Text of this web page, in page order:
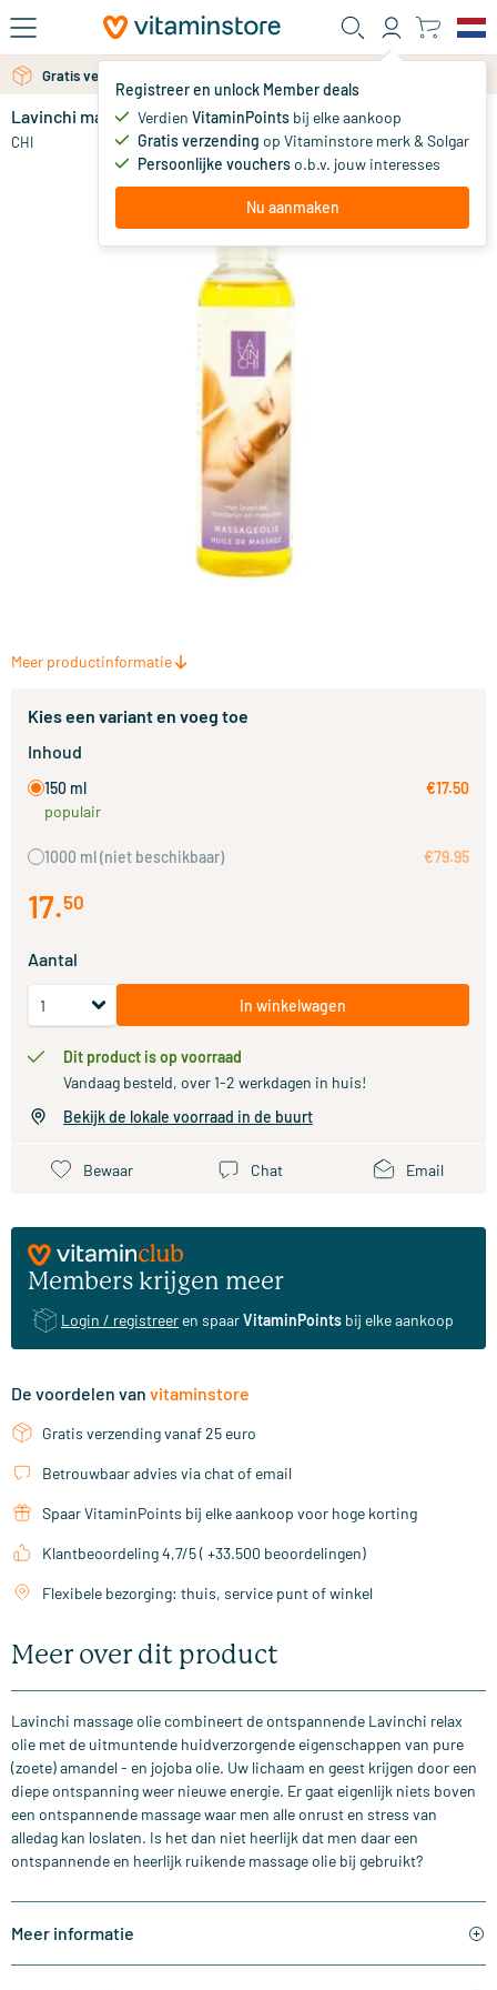
Ga naar de hoofdinhoud
Registreer en unlock Member deals
Verdien VitaminPoints bij elke aankoop
Gratis verzending op Vitaminstore merk & Solgar
Persoonlijke voucherso.b.v. jouw interesses
Nu aanmaken
Gratis verzending vanaf 25 euro
Gratis persoonlijk advies via chat of email
Lavinchi massage olie
CHI vanaf 17.
Meer productinformatie
Kies een variant en voeg toe
Inhoud
150 ml
populair
€17.50
1000 ml(niet beschikbaar) €79.95
17.50
Aantal
In winkelwagen
Dit product is op voorraad
Vandaag besteld, over 1-2 werkdagen in huis!
Bekijk de lokale voorraad in de buurt
Bewaar Chat Email
Members krijgen meer
Login / registreer en spaarVitaminPoints bij elke aankoop
De voordelen van vitaminstore
Gratis verzending vanaf 25 euro
Betrouwbaar advies via chat of email
Spaar VitaminPoints bij elke aankoop voor hoge korting
Klantbeoordeling 4,7/5 ( +33.500 beoordelingen)
Flexibele bezorging: thuis, service punt of winkel
Meer over dit product
Lavinchi massage olie combineert de ontspannende Lavinchi relax
olie met de uitmuntende huidverzorgende eigenschappen van pure
(zoete) amandel - en jojoba olie. Uw lichaam en geest krijgen door een
diepe ontspanning weer nieuwe energie. Er gaat eigenlijk niets boven
een ontspannende massage waar men alle onrust en stress van
alledag kan loslaten. Is het dan niet heerlijk dat men daar een
ontspannende en heerlijk ruikende massage olie bij gebruikt?
Meer informatie